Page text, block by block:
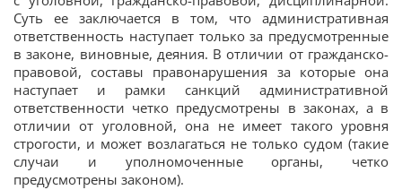
Суть ее заключается в том, что административная
ответственность наступает только за предусмотренные
в законе, виновные, деяния. В отличии от гражданско-
правовой, составы правонарушения за которые она
наступает и рамки санкций административной
ответственности четко предусмотрены в законах, а в
отличии от уголовной, она не имеет такого уровня
строгости, и может возлагаться не только судом (такие
случаи и уполномоченные органы, четко
предусмотрены законом).